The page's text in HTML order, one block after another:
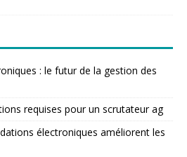
: le futur de la gestion des
requises pour un scrutateur ag
électroniques améliorent les